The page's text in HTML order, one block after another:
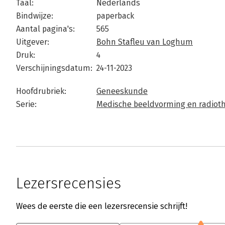
Taal:
Nederlands
Bindwijze:
paperback
Aantal pagina's:
565
Uitgever:
Bohn Stafleu van Loghum
Druk:
4
Verschijningsdatum: 24-11-2023
Hoofdrubriek:
Geneeskunde
Serie:
Medische beeldvorming en
Lezersrecensies
Wees de eerste die een lezersrecensie schrijft!